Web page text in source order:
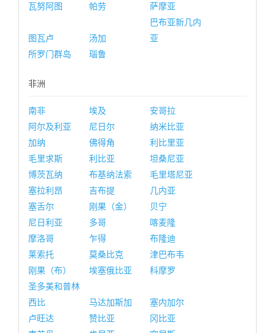
瓦努阿图
帕劳 萨摩亚
图瓦卢 汤加
巴布亚新几内
亚
所罗门群岛
瑙鲁
非洲
南非 埃及
安哥拉
阿尔及利亚
尼日尔
纳米比亚
加纳
佛得角
利比里亚
毛里求斯
利比亚
坦桑尼亚
博茨瓦纳
布基纳法索
毛里塔尼亚
塞拉利昂
吉布提
几内亚
塞舌尔
刚果（金）
贝宁
尼日利亚
多哥
喀麦隆
摩洛哥
乍得
布隆迪
莱索托
莫桑比克
津巴布韦
刚果（布）
埃塞俄比亚
科摩罗
圣多美和普林
西比
马达加斯加
塞内加尔
卢旺达
赞比亚
冈比亚